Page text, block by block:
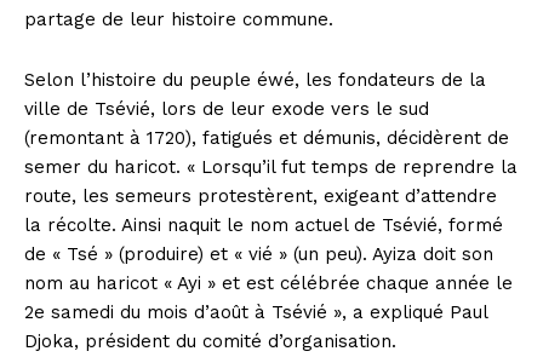
partage de leur histoire commune.
Selon l’histoire du peuple éwé, les fondateurs de la
ville de Tsévié, lors de leur exode vers le sud
(remontant à 1720), fatigués et démunis, décidèrent de
semer du haricot. « Lorsqu’il fut temps de reprendre la
route, les semeurs protestèrent, exigeant d’attendre
la récolte. Ainsi naquit le nom actuel de Tsévié, formé
de « Tsé » (produire) et « vié » (un peu). Ayiza doit son
nom au haricot « Ayi » et est célébrée chaque année le
2e samedi du mois d’août à Tsévié », a expliqué Paul
Djoka, président du comité d’organisation.